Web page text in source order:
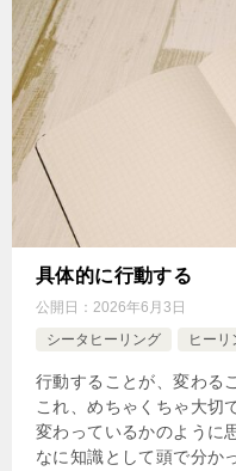
具体的に行動する
公開日： 2026年6月3日
シータヒーリング
ヒー
行動することが、変わる
これ、めちゃくちゃ大切
変わっているかのように
なに知識として頭で分か